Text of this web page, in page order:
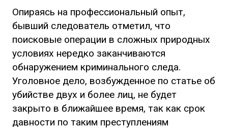
Опираясь на профессиональный опыт,
бывший следователь отметил, что
поисковые операции в сложных природных
условиях нередко заканчиваются
обнаружением криминального следа.
Уголовное дело, возбужденное по статье об
убийстве двух и более лиц, не будет
закрыто в ближайшее время, так как срок
давности по таким преступлениям